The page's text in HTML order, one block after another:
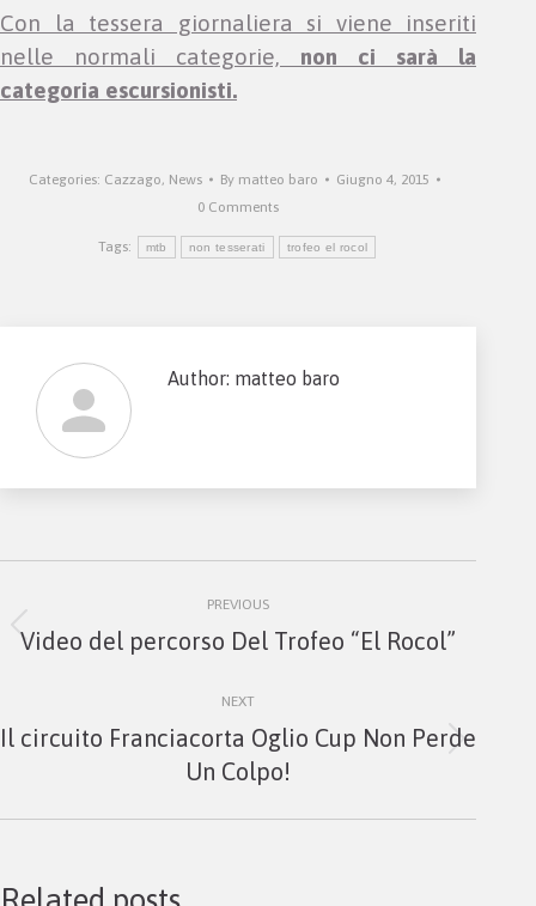
Con la tessera giornaliera si viene inseriti
nelle normali categorie, non ci sarà la
categoria escursionisti.
Categories: Cazzago, News By matteo baro
Giugno 4, 2015
0 Comments
Tags: mtb non tesserati trofeo el rocol
Author: matteo baro
navigation
PREVIOUS
Previous
Video del percorso Del Trofeo “El Rocol”
NEXT
Next
post:
Il circuito Franciacorta Oglio Cup Non Perde
Un Colpo!